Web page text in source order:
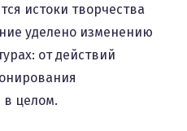
истоки творчества
уделено изменению
от действий
в целом.